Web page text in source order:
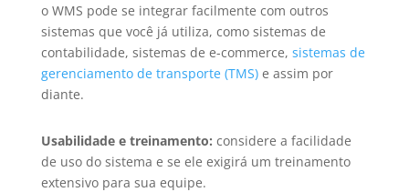
o WMS pode se integrar facilmente com outros
sistemas que você já utiliza, como sistemas de
contabilidade, sistemas de e-commerce, sistemas de
gerenciamento de transporte (TMS)e assim por
diante.
Usabilidade e treinamento: considere a facilidade
de uso do sistema e se ele exigirá um treinamento
extensivo para sua equipe.